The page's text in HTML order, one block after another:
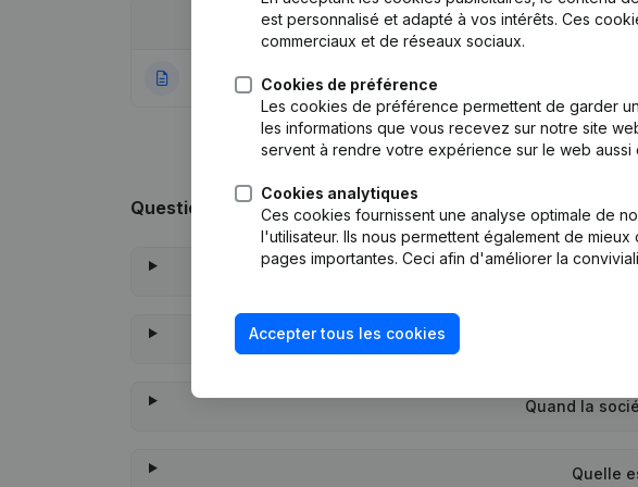
Publication
17-02-2023 Rubrique Constitution (Nouvelle
Questions fréquemment posées
Quel est le
Quel est
Quand la
Quelle
est personnalisé et adapté à vos intérêts. Ces
commerciaux et de réseaux sociaux.
Cookies de préférence
Les cookies de préférence permettent de garder
les informations que vous recevez sur notre site
servent à rendre votre expérience sur le web aussi
Cookies analytiques
Ces cookies fournissent une analyse optimale de
l'utilisateur. Ils nous permettent également de
pages importantes. Ceci afin d'améliorer la
Accepter tous les cookies